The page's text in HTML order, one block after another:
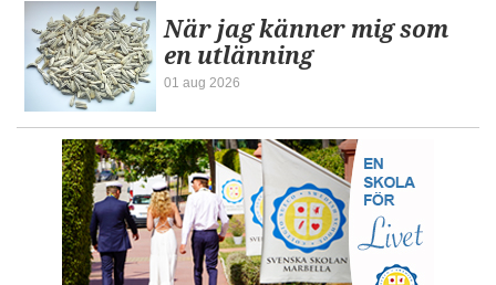
När jag känner mig som
en utlänning
01 aug 2026